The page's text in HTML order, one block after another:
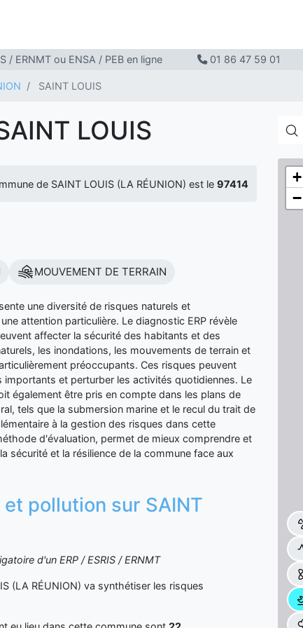
/ ERNMT ou ENSA / PEB en ligne 01 86 47 59 01
SAINT LOUIS
LOUIS
de SAINT LOUIS (LA RÉUNION) est le 97414
MOUVEMENT DE TERRAIN
une diversité de risques naturels et
attention particulière. Le diagnostic ERP révèle
affecter la sécurité des habitants et des
les inondations, les mouvements de terrain et
préoccupants. Ces risques peuvent
et perturber les activités quotidiennes. Le
également être pris en compte dans les plans de
tels que la submersion marine et le recul du trait de
à la gestion des risques dans cette
d'évaluation, permet de mieux comprendre et
sécurité et la résilience de la commune face aux
pollution sur SAINT
d'un ERP / ESRIS / ERNMT
(LA RÉUNION) va synthétiser les risques
+
−